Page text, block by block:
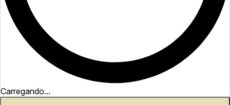
Carregando...